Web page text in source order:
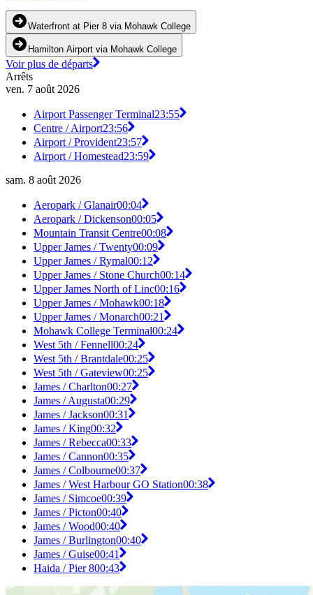
Waterfront at Pier 8 via Mohawk College
Hamilton Airport via Mohawk College
Voir plus de départs
Arrêts
ven. 7 août 2026
Airport Passenger Terminal23:55
Centre / Airport23:56
Airport / Provident23:57
Airport / Homestead23:59
sam. 8 août 2026
Aeropark / Glanair00:04
Aeropark / Dickenson00:05
Mountain Transit Centre00:08
Upper James / Twenty00:09
Upper James / Rymal00:12
Upper James / Stone Church00:14
Upper James North of Linc00:16
Upper James / Mohawk00:18
Upper James / Monarch00:21
Mohawk College Terminal00:24
West 5th / Fennell00:24
West 5th / Brantdale00:25
West 5th / Gateview00:25
James / Charlton00:27
James / Augusta00:29
James / Jackson00:31
James / King00:32
James / Rebecca00:33
James / Cannon00:35
James / Colbourne00:37
James / West Harbour GO Station00:38
James / Simcoe00:39
James / Picton00:40
James / Wood00:40
James / Burlington00:40
James / Guise00:41
Haida / Pier 800:43